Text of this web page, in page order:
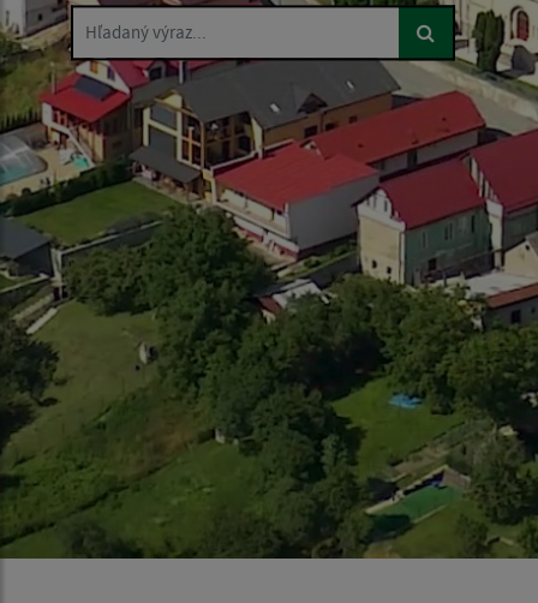
Hľadaný výraz...